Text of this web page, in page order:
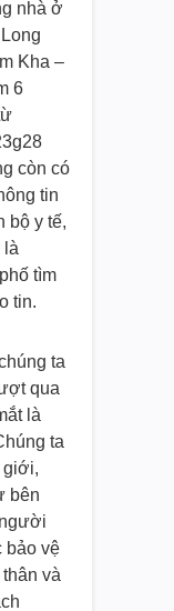
nhà ở
Kha –
6
còn có
tin
bộ y tế,
là
tìm
tin.
ta
qua
là
ta
giới,
bên
bảo vệ
và